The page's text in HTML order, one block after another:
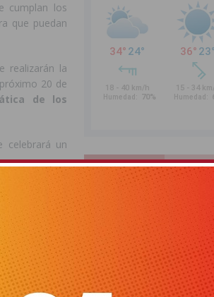
cumplan los
que puedan
realizarán la
20 de
de los
celebrará un
junio, en el
refugiada y
en guerra».
y Azraq, en
PUBLICIDAD